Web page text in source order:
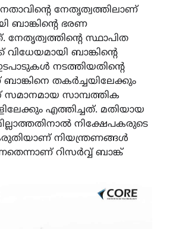
നേതൃത്വത്തിലാണ്
ബാങ്കിൻ്റെ ഭരണ
നേതൃത്വത്തിൻ്റെ സ്ഥാപിത
വിധേയമായി ബാങ്കിൻ്റെ
നടത്തിയതിൻ്റെ
തകർച്ചയിലേക്കും
സമാനമായ സാമ്പത്തിക
എത്തിച്ചത്. മതിയായ
നിക്ഷേപകരുടെ
നിയന്ത്രണങ്ങൾ
റിസർവ്വ് ബാങ്ക്